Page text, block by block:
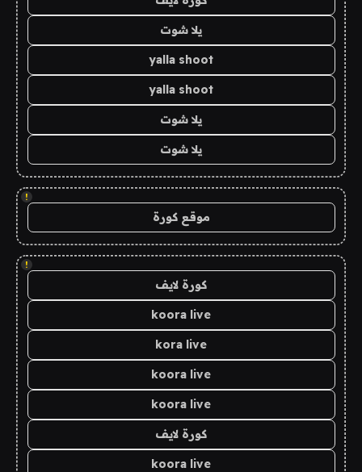
يلا شوت
yalla shoot
yalla shoot
يلا شوت
يلا شوت
!
موقع كورة
!
كورة لايف
koora live
kora live
koora live
koora live
كورة لايف
koora live